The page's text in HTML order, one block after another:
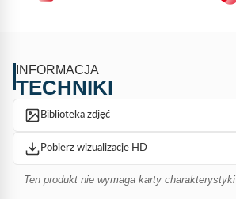
INFORMACJA
TECHNIKI
Biblioteka zdjęć
Pobierz wizualizacje HD
Ten produkt nie wymaga karty charakterystyki